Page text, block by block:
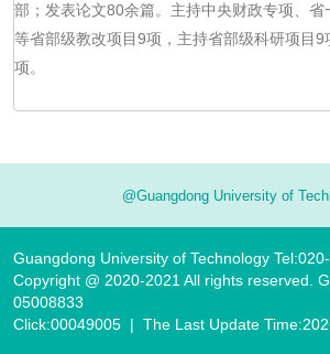
部；发表论文80余篇。主持中央财政专项、省
等省部级教改项目9项，主持省部级科研项目9
项。
@Guangdong University of
Guangdong University of Technology
Copyright @ 2020-2021 All rights reserved.
05008833
Click:00049005| The Last Update Time: